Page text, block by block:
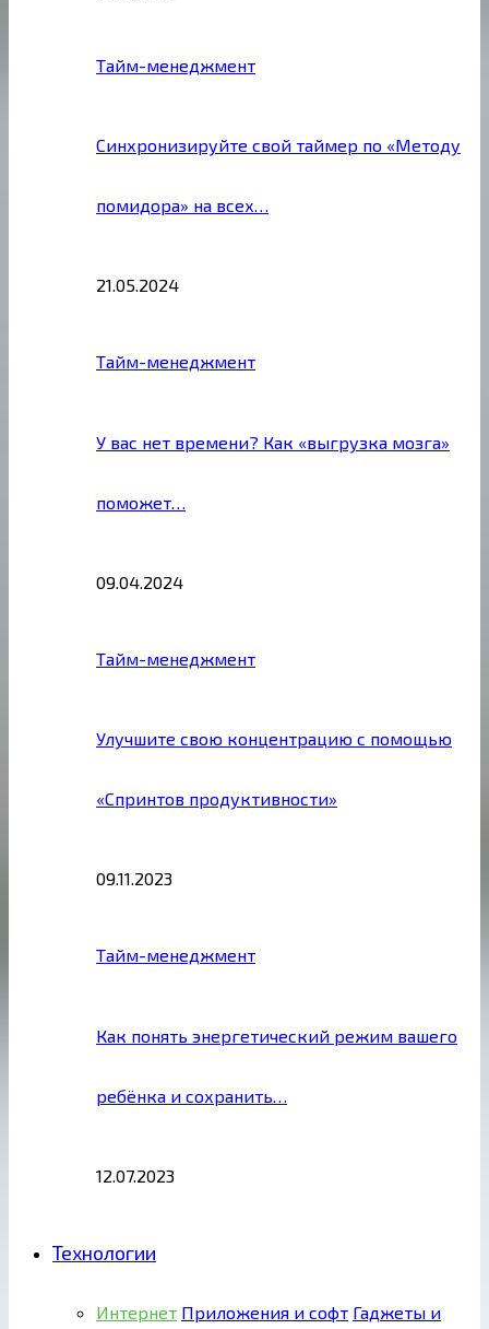
Тайм-менеджмент
Синхронизируйте свой таймер по «Методу
помидора» на всех…
21.05.2024
Тайм-менеджмент
У вас нет времени? Как «выгрузка мозга»
поможет…
09.04.2024
Тайм-менеджмент
Улучшите свою концентрацию с помощью
«Спринтов продуктивности»
09.11.2023
Тайм-менеджмент
Как понять энергетический режим вашего
ребёнка и сохранить…
12.07.2023
Технологии
Интернет Приложения и софт Гаджеты и